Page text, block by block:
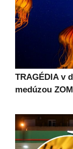
TRAGÉDIA v
medúzou